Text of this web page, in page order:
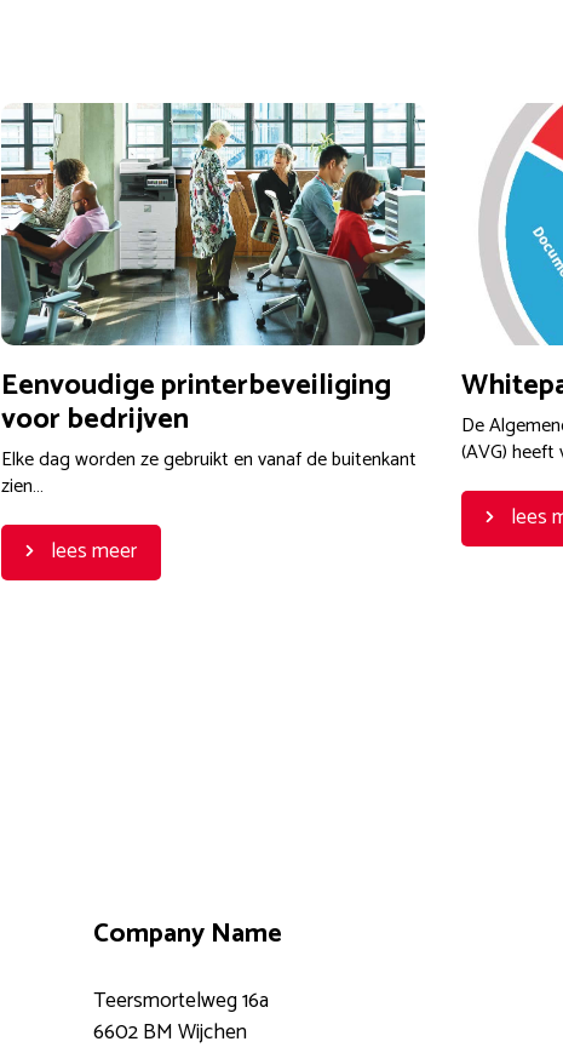
Eenvoudige printerbeveiliging
voor bedrijven
Elke dag worden ze gebruikt en vanaf de buitenkant
zien…
lees meer
De
(AVG)
lees
Company Name
Teersmortelweg 16a
6602 BM Wijchen